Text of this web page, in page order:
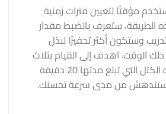
مؤقتًا لتعيين فترات زمنية
بهذه الطريقة، ستعرف بالضبط مقدار
وستكون أكثر تحفيزًا لبذل
الوقت. اهدف إلى القيام بثلاث
إلى خمس من هذه الكتل التي تبلغ مدتها 20 دقيقة
ستندهش من مدى سرعة تحسنك.